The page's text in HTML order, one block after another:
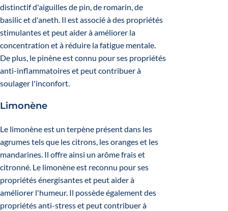
distinctif d'aiguilles de pin, de romarin, de
basilic et d'aneth. Il est associé à des propriétés
stimulantes et peut aider à améliorer la
concentration et à réduire la fatigue mentale.
De plus, le pinène est connu pour ses propriétés
anti-inflammatoires et peut contribuer à
soulager l'inconfort.
Limonène
Le limonène est un terpène présent dans les
agrumes tels que les citrons, les oranges et les
mandarines. Il offre ainsi un arôme frais et
citronné. Le limonène est reconnu pour ses
propriétés énergisantes et peut aider à
améliorer l'humeur. Il possède également des
propriétés anti-stress et peut contribuer à